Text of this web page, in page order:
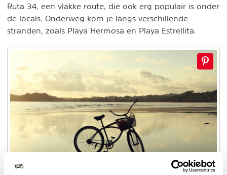
Ruta 34, een vlakke route, die ook erg populair is onder
de locals. Onderweg kom je langs verschillende
stranden, zoals Playa Hermosa en Playa Estrellita.